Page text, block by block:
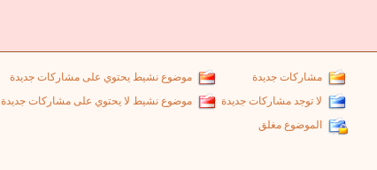
مشاركات جديدة
موضوع نشيط يحتوي على مشاركات جديدة
لا توجد مشاركات جديدة
موضوع نشيط لا يحتوي على مشاركات جديدة
الموضوع مغلق